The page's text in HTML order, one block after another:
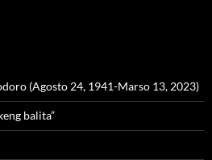
(Agosto 24, 1941-Marso 13, 2023)
balita”